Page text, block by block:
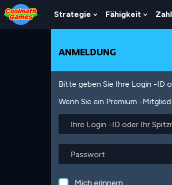
Skip
to
Top
Skip
to
Navigation
Skip
to
Main
Skip
to
Footer
Direkt
zum
Inhalt
Strategie
Show
Submenu
Strategie
Fähigkeit
Show
ANMELDUNG
Bitte geben Sie Ihre Login -ID
Wenn Sie ein Premium -
Login
ID
oder
Ihr
Spitzname
Mich erinnern